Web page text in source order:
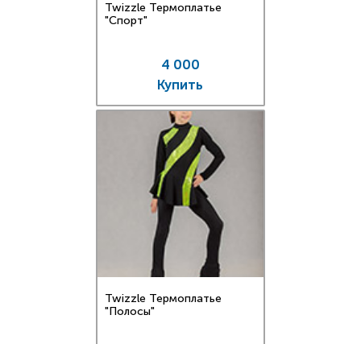
Twizzle Термоплатье
"Спорт"
4 000
Купить
Twizzle Термоплатье
"Полосы"